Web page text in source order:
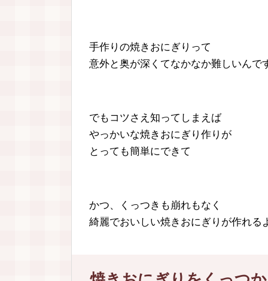
手作りの焼きおにぎりって
意外と奥が深くてなかなか難しいんで
でもコツさえ知ってしまえば
やっかいな焼きおにぎり作りが
とっても簡単にできて
かつ、くっつきも崩れもなく
綺麗でおいしい焼きおにぎりが作れる